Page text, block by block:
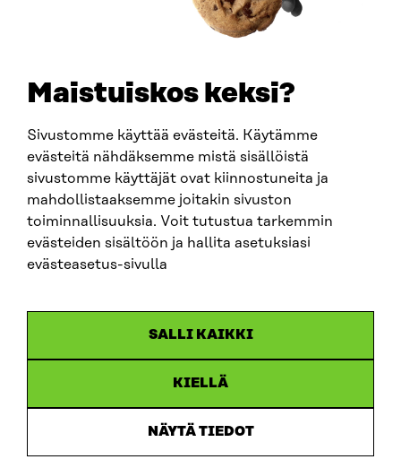
Maistuiskos keksi?
Sivustomme käyttää evästeitä. Käytämme
evästeitä nähdäksemme mistä sisällöistä
sivustomme käyttäjät ovat kiinnostuneita ja
mahdollistaaksemme joitakin sivuston
toiminnallisuuksia. Voit tutustua tarkemmin
evästeiden sisältöön ja hallita asetuksiasi
evästeasetus-sivulla
SALLI KAIKKI
KIELLÄ
NÄYTÄ TIEDOT
firstname.lastname@sitra.fi
SITRA ON SOCIAL MEDIA
LinkedIn
Instagram
Accessibility statement